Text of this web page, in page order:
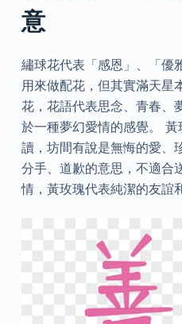
意
繡球花代表「感恩」、「優
用來做配花，但其實滿天星
花，花語代表思念、青春、
於一種夢幻愛情的感覺。
讀，坊間有說是無悔的愛、
分手、道歉的意思，不適合
情，黃玫瑰代表純潔的友誼